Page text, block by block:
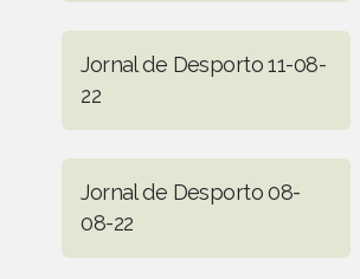
Jornal de Desporto 11-08-
22
Jornal de Desporto 08-
08-22